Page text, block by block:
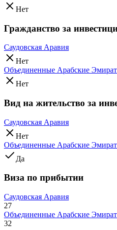
Нет
Гражданство за
Саудовская Аравия
Нет
Объединенные Арабские
Нет
Вид на жительство за
Саудовская Аравия
Нет
Объединенные Арабские
Да
Виза по прибытии
Саудовская Аравия
27
Объединенные Арабские
32